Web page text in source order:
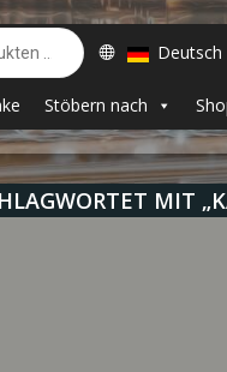
Deutsch
Stöbern nach
MIT